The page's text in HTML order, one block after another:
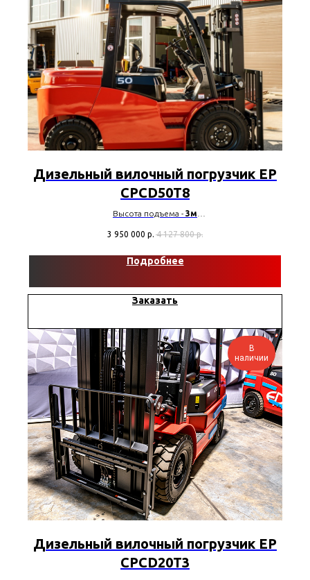
Дизельный вилочный погрузчик EP
CPCD50T8
Высота подъема - 3м
Тип мачты - Триплекс
3 950 000 р. 4 127 800 р.
Подробнее
Заказать
В
наличии
Дизельный вилочный погрузчик EP
CPCD20T3